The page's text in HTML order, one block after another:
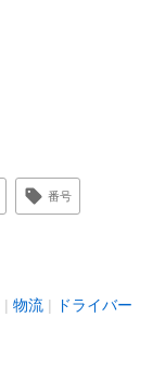
番号
物流 ドライバー